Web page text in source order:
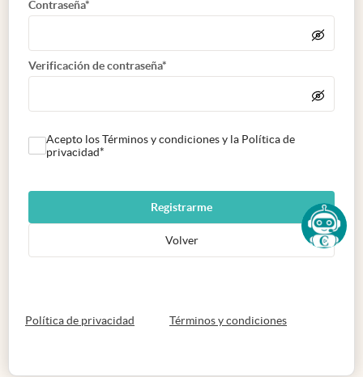
Contraseña*
Verificación de contraseña*
Acepto los Términos y condiciones y la Política de
privacidad*
Registrarme
Volver
Política de privacidad abre en nueva pestaña
Términos y condicionesabre en nueva